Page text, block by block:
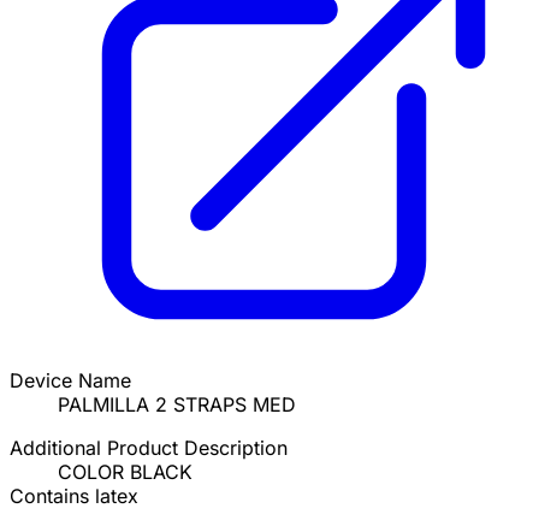
Device Name
PALMILLA 2 STRAPS MED
Additional Product Description
COLOR BLACK
Contains latex